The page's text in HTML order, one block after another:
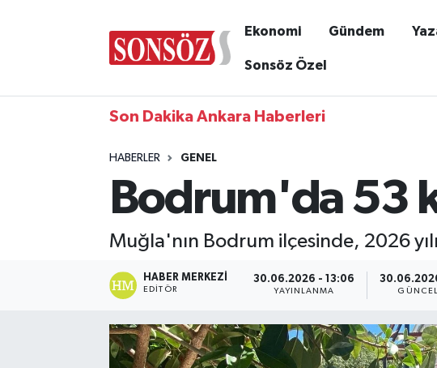
Ekonomi Gündem
Sonsöz Özel
Son Dakika Ankara Haberleri
HABERLER GENEL
Bodrum'da 53
Muğla'nın Bodrum ilçesinde, 2026
HABER MERKEZI
EDITÖR
30.06.2026 - 13:06
YAYINLANMA